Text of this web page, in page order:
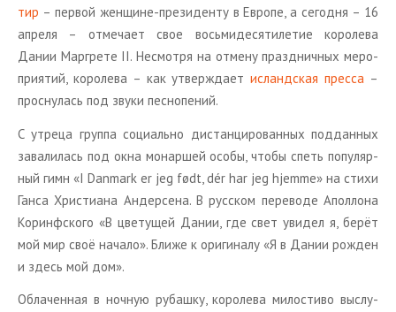
тир – пер­вой жен­щине-пре­зи­ден­ту в Ев­ро­пе, а се­год­ня – 16
ап­ре­ля – от­ме­ча­ет свое вось­ми­де­ся­ти­ле­тие ко­ро­ле­ва
Дании Мар­гре­те II. Несмот­ря на от­ме­ну празд­нич­ных ме­ро­
при­я­тий, ко­ро­ле­ва – как утвер­жда­етис­ланд­ская прес­са –
просну­лась под звуки пес­но­пе­ний.
С утре­ца груп­па со­ци­аль­но ди­стан­ци­ро­ван­ных под­дан­ных
за­ва­ли­лась под окна мо­нар­шей особы, чтобы спеть по­пу­ляр­
ный гимн «I Danmark er jeg født, dér har jeg hjemme» на стихи
Ганса Хри­сти­а­на Ан­дер­се­на. В рус­ском пе­ре­во­де Апол­ло­на
Ко­ринф­ско­го «В цве­ту­щей Дании, где свет уви­дел я, берёт
мой мир своё на­ча­ло». Ближе к ори­ги­на­лу «Я в Дании рож­ден
и здесь мой дом».
Об­ла­чен­ная в ноч­ную ру­баш­ку, ко­ро­ле­ва ми­ло­сти­во вы­слу­